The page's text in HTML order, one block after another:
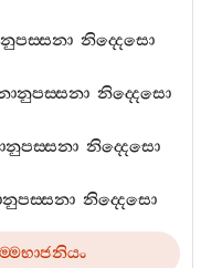
නිද‍්දෙසො
නිද‍්දෙසො
නිද‍්දෙසො
නිද‍්දෙසො